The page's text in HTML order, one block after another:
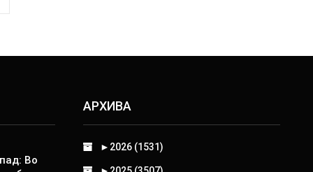
Во
АРХИВА
► 2026 (1531)